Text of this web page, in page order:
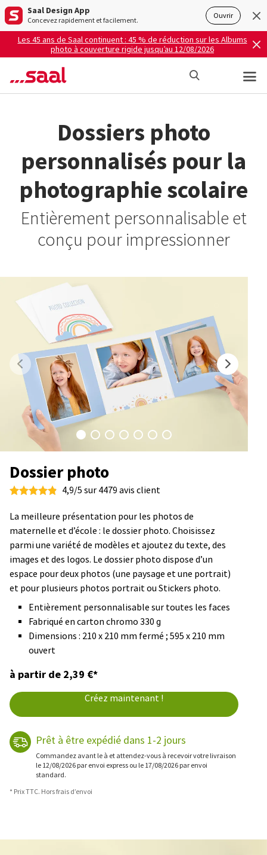
Saal Design App
Concevez rapidement et facilement. Ouvrir
Les 45 ans de Saal continuent : 45 % de réduction sur les Albums
photo à couverture rigide jusqu’au 12/08/2026
Dossiers photo
personnalisés pour la
photographie scolaire
Entièrement personnalisable et
conçu pour impressionner
Dossier photo
4,9/5 sur 4479 avis client
La meilleure présentation pour les photos de
maternelle et d’école : le dossier photo. Choisissez
parmi une variété de modèles et ajoutez du texte, des
images et des logos. Le dossier photo dispose d’un
espace pour deux photos (une paysage et une portrait)
et pour plusieurs photos portrait ou Stickers photo.
Entièrement personnalisable sur toutes les faces
Fabriqué en carton chromo 330 g
Dimensions : 210 x 210 mm fermé ; 595 x 210 mm
ouvert
à partir de 2,39 €*
Créez maintenant !
Prêt à être expédié dans 1-2 jours
Commandez avant le à et attendez-vous à recevoir votre livraison
le 12/08/2026 par envoi express ou le 17/08/2026 par envoi
standard.
* Prix TTC. Hors frais d’envoi